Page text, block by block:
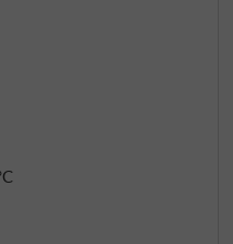
pinot grigio sa
avec un contrôle
de bois, pas de
le verre, c'est le lieu.